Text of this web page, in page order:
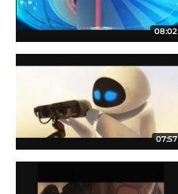
08:02
07:57